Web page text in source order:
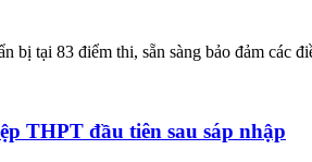
bị tại 83 điểm thi, sẵn sàng bảo đảm
THPT đầu tiên sau sáp nhập